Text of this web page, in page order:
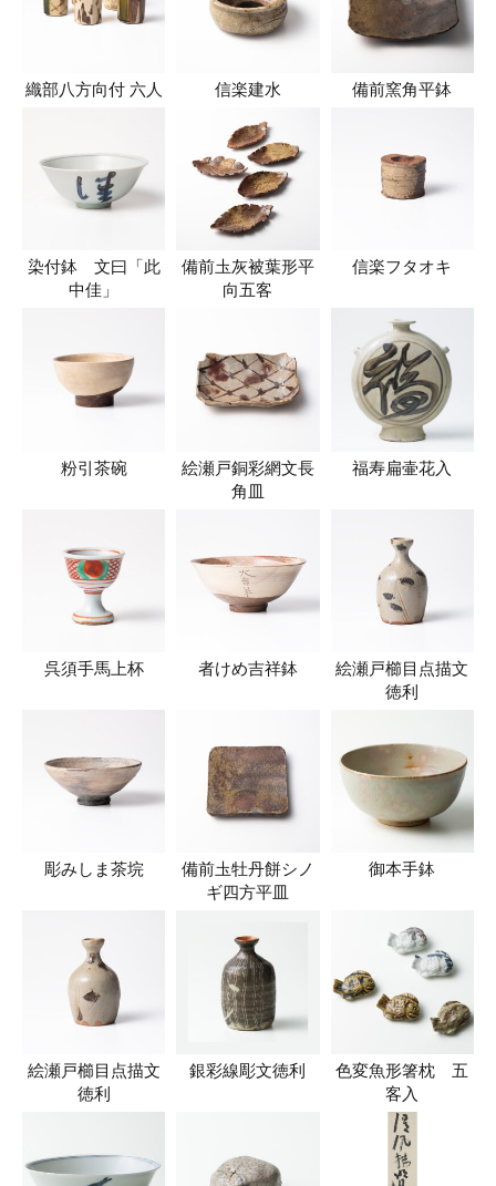
織部八方向付 六人 信楽建水 備前窯角平鉢
染付鉢 文曰「此
中佳」
備前圡灰被葉形平
向五客
信楽フタオキ
粉引茶碗
絵瀬戸銅彩網文長
角皿
福寿扁壷花入
呉須手馬上杯 者けめ吉祥鉢
絵瀬戸櫛目点描文
徳利
彫みしま茶垸
備前圡牡丹餅シノ
ギ四方平皿
御本手鉢
絵瀬戸櫛目点描文
徳利
銀彩線彫文徳利
色変魚形箸枕 五
客入